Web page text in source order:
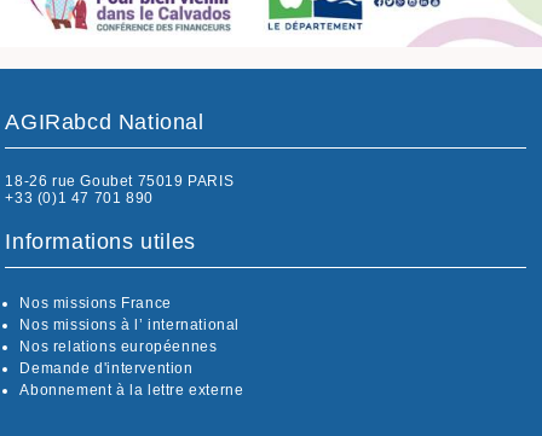
AGIRabcd National
18-26 rue Goubet 75019 PARIS
+33 (0)1 47 701 890
Informations utiles
Nos missions France
Nos missions à l’ international
Nos relations européennes
Demande d'intervention
Abonnement à la lettre externe